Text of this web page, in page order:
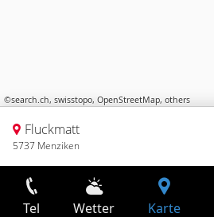
©search.ch, swisstopo, OpenStreetMap, others
Fluckmatt
5737 Menziken
Tel Wetter Karte